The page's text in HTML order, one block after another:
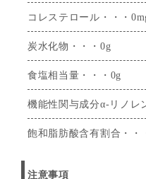
コレステロール・・・
炭水化物・・・0g
食塩相当量・・・0g
機能性関与成分α-リノレ
飽和脂肪酸含有割合・・
注意事項